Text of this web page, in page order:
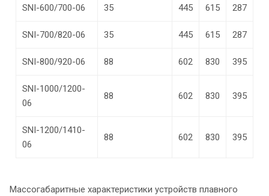
SNI-600/700-06 35 445 615 287
SNI-700/820-06 35 445 615 287
SNI-800/920-06 88 602 830 395
SNI-1000/1200-
06
88 602 830 395
SNI-1200/1410-
06
88 602 830 395
Массогабаритные характеристики устройств плавного